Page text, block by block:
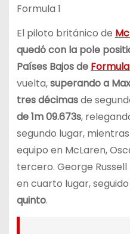
Formula 1
El piloto británico de
quedó con la pole
Países Bajos de Formula
vuelta,superando a
tres décimasde
de 1m 09.673s,
segundo lugar,
equipo en McLaren,
tercero. George
en cuarto lugar,
quinto.